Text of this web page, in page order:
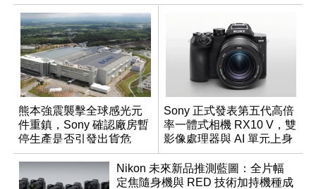
熊本強震襲擊全球感光元
件重鎮，Sony 確認廠房暫
停生產是否引發出貨危
機？
Sony 正式發表第五代高倍
率一體式相機 RX10 V，雙
影像處理器與 AI 單元上身
Nikon 未來新品推測藍圖：全片幅
定焦隨身機與 RED 技術加持機種成